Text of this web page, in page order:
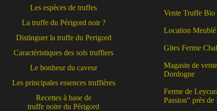
Les espèces de truffes
La truffe du Périgord noir ?
Distinguer la truffe du Perigord
Caractéristiques des sols truffiers
Le bonheur du caveur
Les principales essences truffières
Recettes à base de
truffe noire du Périgord
Vente Truffe Bio
Location
Gites Ferme
Magasin de
Dordogne
Ferme de
Passion" près